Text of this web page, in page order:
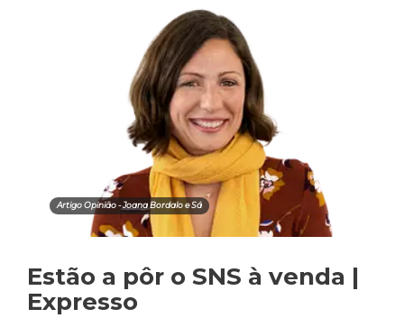
Artigo Opinião - Joana Bordalo e Sá
Estão a pôr o SNS à venda |
Expresso